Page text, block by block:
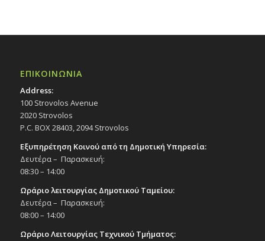
ΕΠΙΚΟΙΝΩΝΙΑ
Address:
100 Strovolos Avenue
2020 Strovolos
P.C. BOX 28403, 2094 Strovolos
Εξυπηρέτηση Κοινού από τη Δημοτική Υπηρεσία:
Δευτέρα – Παρασκευή:
08:30 – 14:00
Ωράριο λειτουργίας Δημοτικού Ταμείου:
Δευτέρα – Παρασκευή:
08:00 – 14:00
Ωράριο Λειτουργίας Τεχνικού Τμήματος: